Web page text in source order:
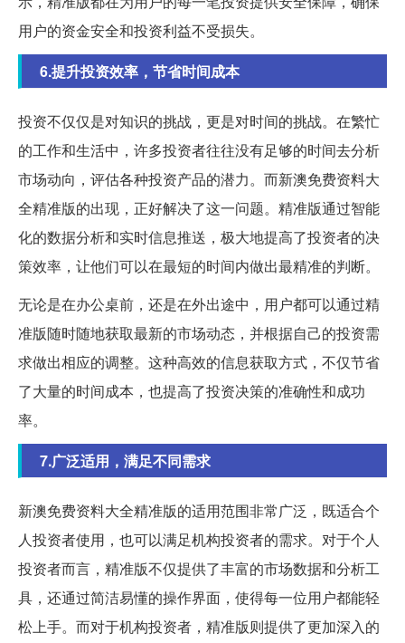
用户的资金安全和投资利益不受损失。
6.提升投资效率，节省时间成本
投资不仅仅是对知识的挑战，更是对时间的挑战。在繁忙
的工作和生活中，许多投资者往往没有足够的时间去分析
市场动向，评估各种投资产品的潜力。而新澳免费资料大
全精准版的出现，正好解决了这一问题。精准版通过智能
化的数据分析和实时信息推送，极大地提高了投资者的决
策效率，让他们可以在最短的时间内做出最精准的判断。
无论是在办公桌前，还是在外出途中，用户都可以通过精
准版随时随地获取最新的市场动态，并根据自己的投资需
求做出相应的调整。这种高效的信息获取方式，不仅节省
了大量的时间成本，也提高了投资决策的准确性和成功
率。
7.广泛适用，满足不同需求
新澳免费资料大全精准版的适用范围非常广泛，既适合个
人投资者使用，也可以满足机构投资者的需求。对于个人
投资者而言，精准版不仅提供了丰富的市场数据和分析工
具，还通过简洁易懂的操作界面，使得每一位用户都能轻
松上手。而对于机构投资者，精准版则提供了更加深入的